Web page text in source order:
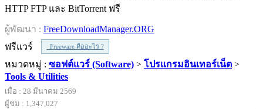
HTTP FTP และ BitTorrent ฟรี
ผู้พัฒนา : FreeDownloadManager.ORG
ฟรีแวร์
Freeware คืออะไร ?
หมวดหมู่ : ซอฟต์แวร์ (Software) > โปรแกรมอินเทอร์เน็ต >
Tools & Utilities
เมื่อ : 28 มีนาคม 2569
ผู้ชม : 1,347,027